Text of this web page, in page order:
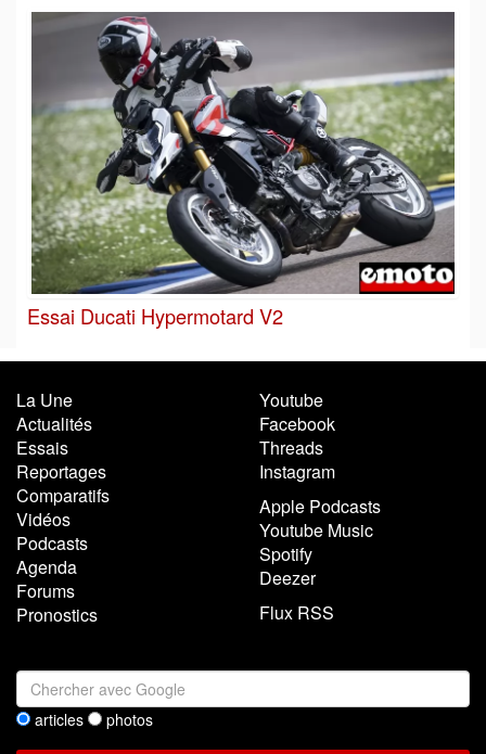
Essai Ducati Hypermotard V2
La Une
Actualités
Essais
Reportages
Comparatifs
Vidéos
Podcasts
Agenda
Forums
Pronostics
Youtube
Facebook
Threads
Instagram
Apple Podcasts
Youtube Music
Spotify
Deezer
Flux RSS
articles photos